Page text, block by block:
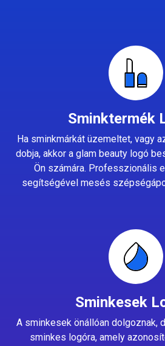
Sminktermék
Ha sminkmárkát üzemeltet, vagy
dobja, akkor a glam beauty logó
Ön számára. Professzionális
segítségével mesés
Sminkesek
A sminkesek önállóan dolgoznak,
sminkes logóra, amely